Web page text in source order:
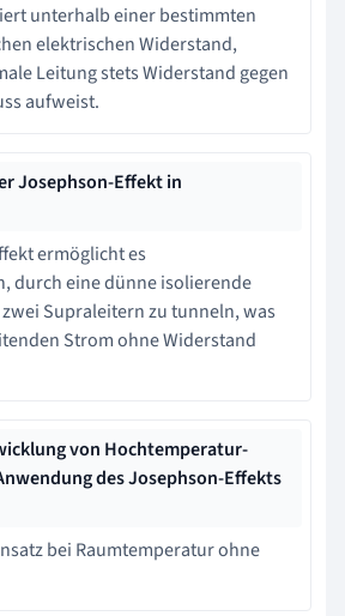
unterhalb einer bestimmten
elektrischen Widerstand,
Leitung stets Widerstand gegen
aufweist.
Josephson-Effekt in
ermöglicht es
durch eine dünne isolierende
Supraleitern zu tunneln, was
Strom ohne Widerstand
von Hochtemperatur-
des Josephson-Effekts
bei Raumtemperatur ohne